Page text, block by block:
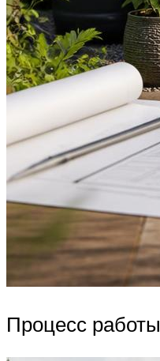
Процесс работы